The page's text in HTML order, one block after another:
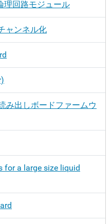
理回路モジュール
ャンネル化
み出しボードファームウ
for a large size liquid